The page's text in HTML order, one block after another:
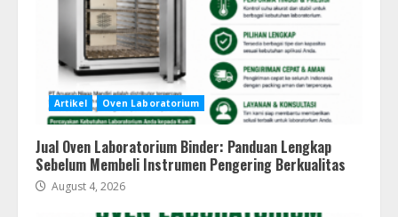
Artikel Oven Laboratorium
Jual Oven Laboratorium Binder: Panduan Lengkap
Sebelum Membeli Instrumen Pengering Berkualitas
August 4, 2026